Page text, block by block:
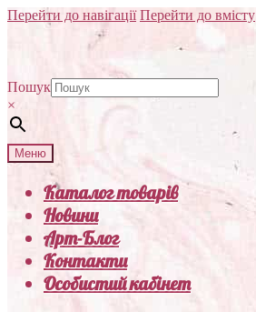
Перейти до навігації Перейти до вмісту
Пошук
×
Меню
Каталог товарів
Новини
Арт-Блог
Контакти
Особистий кабінет